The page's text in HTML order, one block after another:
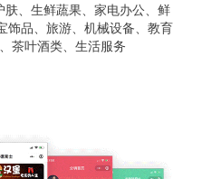
肤、生鲜蔬果、家电办公、鲜
饰品、旅游、机械设备、教育
茶叶酒类、生活服务